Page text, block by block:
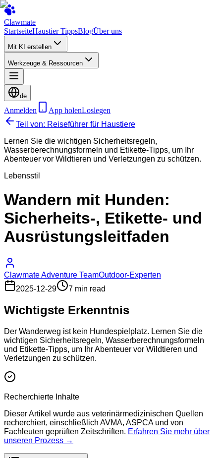
Clawmate
StartseiteHaustier TippsBlogÜber uns
Mit KI erstellen
Werkzeuge & Ressourcen
de
Anmelden App holenLoslegen
Teil von: Reiseführer für Haustiere
Lernen Sie die wichtigen Sicherheitsregeln,
Wasserberechnungsformeln und Etikette-Tipps, um Ihr
Abenteuer vor Wildtieren und Verletzungen zu schützen.
Lebensstil
Wandern mit Hunden:
Sicherheits-, Etikette- und
Ausrüstungsleitfaden
Clawmate Adventure TeamOutdoor-Experten
2025-12-29
7 min read
Wichtigste Erkenntnis
Der Wanderweg ist kein Hundespielplatz. Lernen Sie die
wichtigen Sicherheitsregeln, Wasserberechnungsformeln
und Etikette-Tipps, um Ihr Abenteuer vor Wildtieren und
Verletzungen zu schützen.
Recherchierte Inhalte
Dieser Artikel wurde aus veterinärmedizinischen Quellen
recherchiert, einschließlich AVMA, ASPCA und von
Fachleuten geprüften Zeitschriften. Erfahren Sie mehr über
unseren Prozess →